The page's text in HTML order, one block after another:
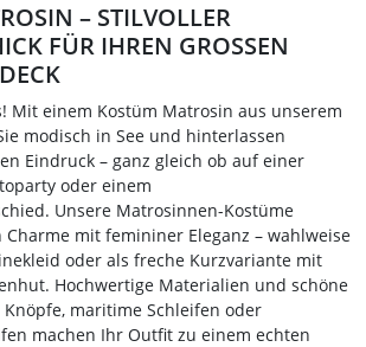
– STILVOLLER
FÜR IHREN GROSSEN A
Mit einem Kostüm Matrosin aus unserem
modisch in See und hinterlassen
Eindruck – ganz gleich ob auf einer
oder einem
Unsere Matrosinnen-Kostüme
mit femininer Eleganz – wahlweise
oder als freche Kurzvariante mit
Hochwertige Materialien und schöne
maritime Schleifen oder
machen Ihr Outfit zu einem echten